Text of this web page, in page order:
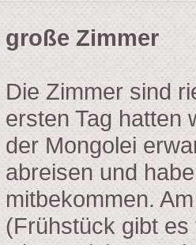
große Zimmer
Die Zimmer sind
ersten Tag hatten
der Mongolei
abreisen und
mitbekommen.
(Frühstück gibt